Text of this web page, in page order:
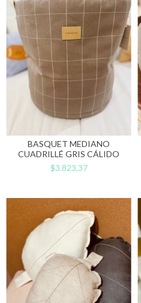
BASQUET MEDIANO
CUADRILLÉ GRIS CÁLIDO
$3.823,37